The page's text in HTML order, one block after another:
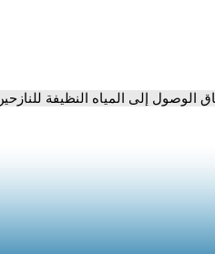
إلى المياه النظيفة